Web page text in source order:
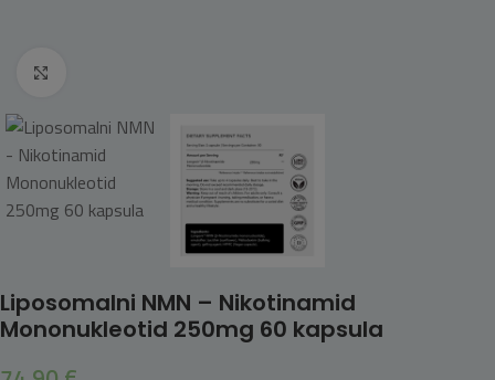
Liposomalni NMN – Nikotinamid
Mononukleotid 250mg 60 kapsula